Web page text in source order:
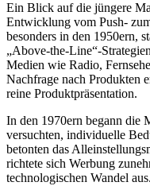
Ein Blick auf die jüngere
Entwicklung vom Push-
besonders in den 1950ern,
„Above-the-Line“-
Medien wie Radio,
Nachfrage nach Produkten
reine Produktpräsentation.
In den 1970ern begann die
versuchten, individuelle
betonten das
richtete sich Werbung
technologischen Wandel aus.